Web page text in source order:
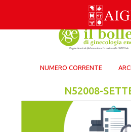
NUMERO CORRENTE
N52008-